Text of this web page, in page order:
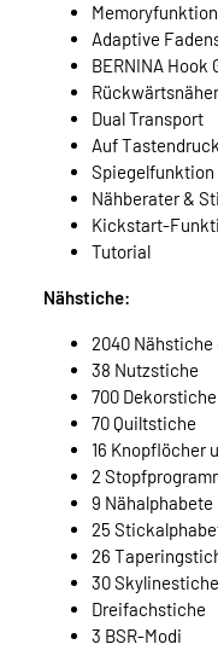
Memoryfunktion
Adaptive
BERNINA
Dual Transport
Auf
Spiegelfunktion
Nähberater &
Kickstart-
Tutorial
Nähstiche:
2040 Nähstiche
38 Nutzstiche
700
70 Quiltstiche
16 Knopflöcher
2
9 Nähalphabete
25
26
30 Skylinestiche
Dreifachstiche
3 BSR-Modi